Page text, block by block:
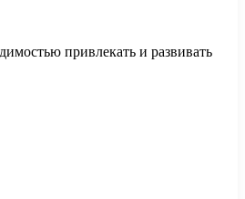
привлекать и развивать